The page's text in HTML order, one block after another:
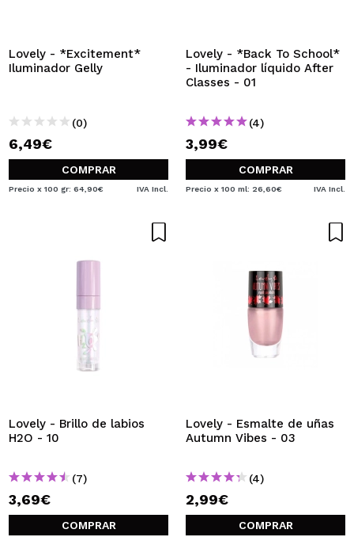
Lovely - *Excitement*
Iluminador Gelly
(0)
6,49€
COMPRAR
Precio x 100 gr: 64,90€ IVA Incl.
Lovely - *Back To School*
- Iluminador líquido After
Classes - 01
(4)
3,99€
COMPRAR
Precio x 100 ml: 26,60€ IVA Incl.
Lovely - Brillo de labios
H2O - 10
(7)
3,69€
COMPRAR
Lovely - Esmalte de uñas
Autumn Vibes - 03
(4)
2,99€
COMPRAR